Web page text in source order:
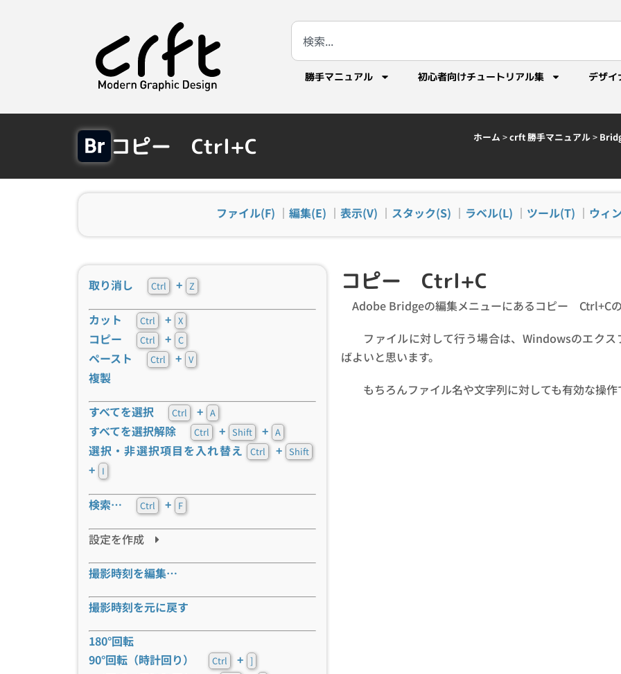
勝手マニュアル 初心者向けチュートリアル集 デザイ
コピー Ctrl+C ホーム >crft 勝手マニュアル>
ファイル(F) ｜ 編集(E) ｜ 表示(V) ｜ スタック(S) ｜ ラベル(L) ｜ ツール(T) ｜ ウィ
取り消し Ctrl + Z
カット Ctrl + X
コピー Ctrl + C
ペースト Ctrl + V
複製
すべてを選択 Ctrl + A
すべてを選択解除 Ctrl + Shift + A
選択・非選択項目を入れ替え Ctrl + Shift
+ I
検索… Ctrl + F
設定を作成
撮影時刻を編集…
撮影時刻を元に戻す
180°回転
90°回転（時計回り）
Ctrl + ]
コピー Ctrl+C
Adobe Bridgeの編集メニューにあるコピー Ctrl+C
ファイルに対して行う場合は、Windowsのエク
ばよいと思います。
もちろんファイル名や文字列に対しても有効な操作